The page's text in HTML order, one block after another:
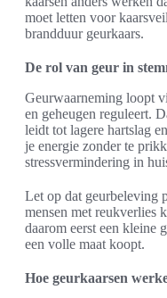
moet letten voor
brandduur geurkaars.
De rol van geur in
Geurwaarneming loopt
en geheugen reguleert.
leidt tot lagere hartslag
je energie zonder te
stressvermindering in
Let op dat geurbeleving
mensen met reukverlies
daarom eerst een kleine
een volle maat koopt.
Hoe geurkaarsen